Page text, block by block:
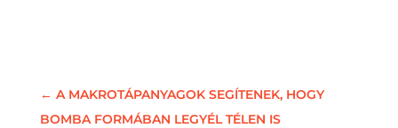
← A MAKROTÁPANYAGOK SEGÍTENEK, HOGY
BOMBA FORMÁBAN LEGYÉL TÉLEN IS